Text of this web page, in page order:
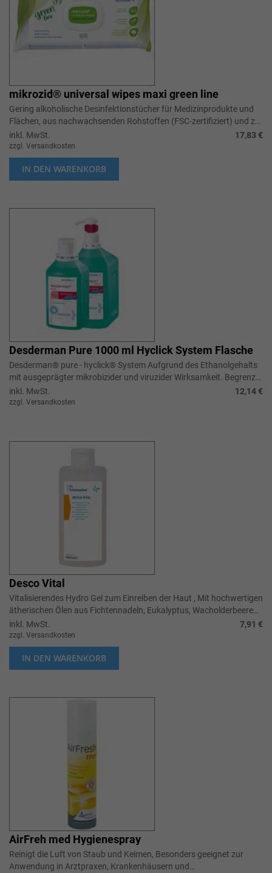
mikrozid® universal wipes maxi green line
Gering alkoholische Desinfektionstücher für Medizinprodukte und
Flächen, aus nachwachsenden Rohstoffen (FSC-zertifiziert) und zu
100% plastikf...
inkl. MwSt. 17,83 €
zzgl. Versandkosten
IN DEN WARENKORB
Desderman Pure 1000 ml Hyclick System Flasche
Desderman® pure - hyclick® System Aufgrund des Ethanolgehalts
mit ausgeprägter mikrobizider und viruzider Wirksamkeit. Begrenzt
v...
inkl. MwSt. 12,14 €
zzgl. Versandkosten
Desco Vital
Vitalisierendes Hydro Gel zum Einreiben der Haut , Mit hochwertigen
ätherischen Ölen aus Fichtennadeln, Eukalyptus, Wacholderbeeren
und Thymia...
inkl. MwSt. 7,91 €
zzgl. Versandkosten
IN DEN WARENKORB
AirFreh med Hygienespray
Reinigt die Luft von Staub und Keimen, Besonders geeignet zur
Anwendung in Arztpraxen, Krankenhäusern und